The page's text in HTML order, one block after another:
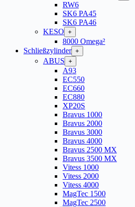
RW6
SK6 PA45
SK6 PA46
KESO +
8000 Omega²
Schließzylinder +
ABUS +
A93
EC550
EC660
EC880
XP20S
Bravus 1000
Bravus 2000
Bravus 3000
Bravus 4000
Bravus 2500 MX
Bravus 3500 MX
Vitess 1000
Vitess 2000
Vitess 4000
MagTec 1500
MagTec 2500